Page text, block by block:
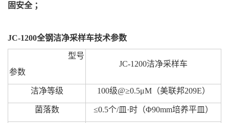
固安全 ；
JC-1200全钢洁净采样车技术参数
型号
参数
JC-1200洁净采样车
洁净等级 100级@≥0.5μM（美联邦209E）
菌落数 ≤0.5个/皿·时（Φ90mm培养平皿）